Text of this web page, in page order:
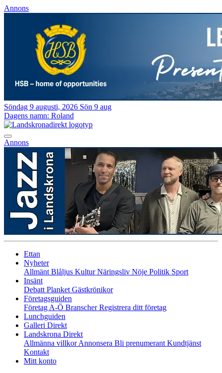
Annons
Söndag 9 augusti, 2026 Sön 9 aug
Dagens namn: Roland
Annons
Ettan
Nyheter
Allmänt Blåljus KulturNäringsliv Nöje Politik Sport
Insänt
Debatt Planket Gästkrönikor
Företagsguiden
Företag A-Ö BranscherRegistrera ditt företag
Lunchguiden
Galleri Direkt
Landskrona Direkt
Allmänna villkorAnnonsera Bli prenumerant Kundtjänst
Kontakt
Mitt konto